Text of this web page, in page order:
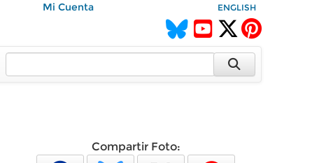
Mi Cuenta ENGLISH
Compartir Foto: